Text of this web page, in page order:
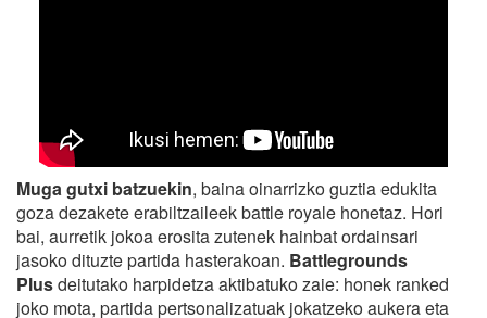
Muga gutxi batzuekin, baina oinarrizko guztia edukita
goza dezakete erabiltzaileek battle royale honetaz. Hori
bai, aurretik jokoa erosita zutenek hainbat ordainsari
jasoko dituzte partida hasterakoan. Battlegrounds
Plusdeitutako harpidetza aktibatuko zaie: honek ranked
joko mota, partida pertsonalizatuak jokatzeko aukera eta